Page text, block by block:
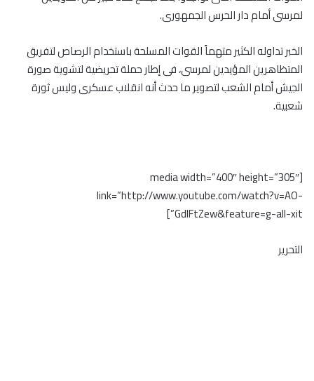
لمرسى أمام دار الحرس الجمهورى.
الخبر تداوله الكثير متهماً القوات المسلحة باستخدام الرصاص لتفريق
المتظاهرين المؤيدين لمرسى، فى إطار حملة تحريضية لتشوية صورة
الجيش أمام الشعب لتصوير ما حدث أنه انقلاب عسكرى وليس ثورة
شعبية.
[media width=”400″ height=”305″
link=”http://www.youtube.com/watch?v=AO-
GdIFtZew&feature=g-all-xit”]
التحرير